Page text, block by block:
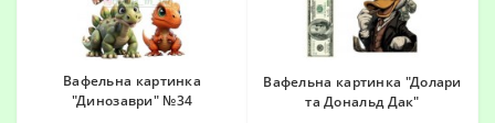
Вафельна картинка
"Динозаври" №34
Вафельна картинка "Долари
та Дональд Дак"